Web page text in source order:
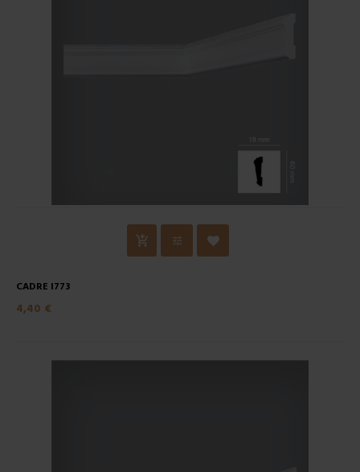
CADRE I773
4,40 €